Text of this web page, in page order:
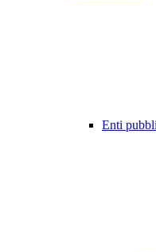
Enti